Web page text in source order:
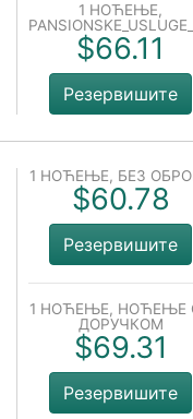
1 НОЋЕЊЕ,
$66.11
Резервишите
1 НОЋЕЊЕ, БЕЗ
$60.78
Резервишите
1 НОЋЕЊЕ, НОЋЕЊЕ
ДОРУЧКОМ
$69.31
Резервишите